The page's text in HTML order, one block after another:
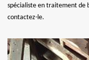
spécialiste en traitement de
contactez-le.